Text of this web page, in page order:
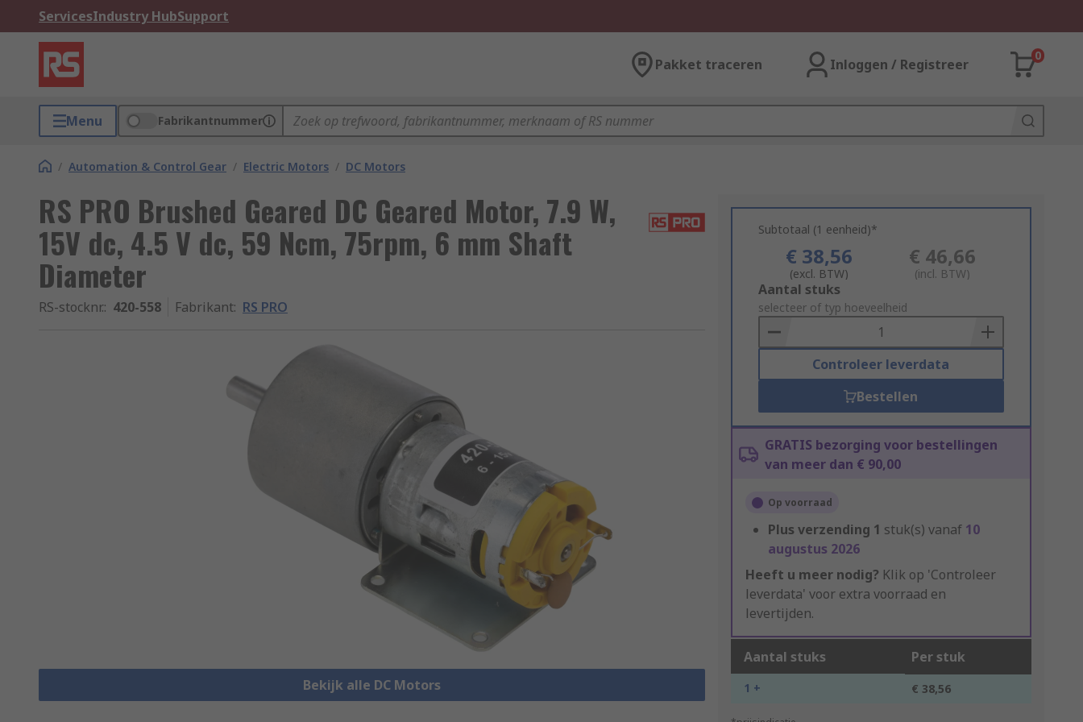
ServicesIndustry HubSupport
Pakket traceren Inloggen / Registreer
0
Menu Fabrikantnummer
/ Automation & Control Gear / Electric Motors / DC Motors
RS PRO Brushed Geared DC Geared Motor, 7.9 W,
15V dc, 4.5 V dc, 59 Ncm, 75rpm, 6 mm Shaft
Diameter
RS-stocknr.: 420-558 Fabrikant: RS PRO
Bekijk alle DC Motors
Subtotaal (1 eenheid)*
€ 38,56
(excl. BTW)
€ 46,66
(incl. BTW)
Add
to
Basket
Aantal stuks
selecteer of typ hoeveelheid
Controleer leverdata
Bestellen
GRATIS bezorging voor bestellingen
van meer dan € 90,00
Op voorraad
Plus verzending 1 stuk(s) vanaf 10
augustus 2026
Heeft u meer nodig? Klik op 'Controleer
leverdata' voor extra voorraad en
levertijden.
Aantal stuks Per stuk
1 + € 38,56